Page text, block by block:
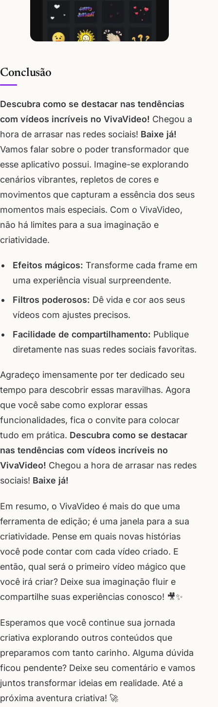
Conclusão
Descubra como se destacar nas tendências
com vídeos incríveis no VivaVideo! Chegou a
hora de arrasar nas redes sociais! Baixe já!
Vamos falar sobre o poder transformador que
esse aplicativo possui. Imagine-se explorando
cenários vibrantes, repletos de cores e
movimentos que capturam a essência dos seus
momentos mais especiais. Com o VivaVideo,
não há limites para a sua imaginação e
criatividade.
Efeitos mágicos: Transforme cada frame em
uma experiência visual surpreendente.
Filtros poderosos: Dê vida e cor aos seus
vídeos com ajustes precisos.
Facilidade de compartilhamento: Publique
diretamente nas suas redes sociais favoritas.
Agradeço imensamente por ter dedicado seu
tempo para descobrir essas maravilhas. Agora
que você sabe como explorar essas
funcionalidades, fica o convite para colocar
tudo em prática. Descubra como se destacar
nas tendências com vídeos incríveis no
VivaVideo! Chegou a hora de arrasar nas redes
sociais! Baixe já!
Em resumo, o VivaVideo é mais do que uma
ferramenta de edição; é uma janela para a sua
criatividade. Pense em quais novas histórias
você pode contar com cada vídeo criado. E
então, qual será o primeiro vídeo mágico que
você irá criar? Deixe sua imaginação fluir e
compartilhe suas experiências conosco! 🎥✨
Esperamos que você continue sua jornada
criativa explorando outros conteúdos que
preparamos com tanto carinho. Alguma dúvida
ficou pendente? Deixe seu comentário e vamos
juntos transformar ideias em realidade. Até a
próxima aventura criativa! 🚀